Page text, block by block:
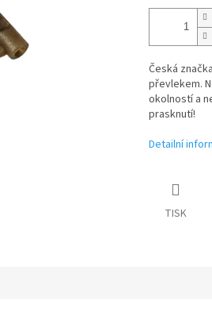
Česká
převlekem.
okolností a
prasknutí!
Detailní
TISK